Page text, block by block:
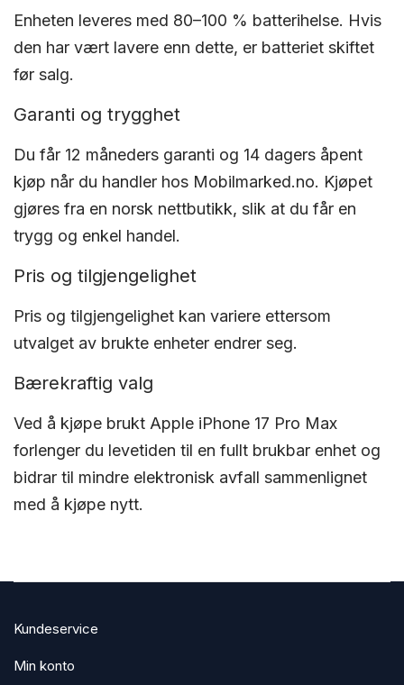
Enheten leveres med 80–100 % batterihelse. Hvis
den har vært lavere enn dette, er batteriet skiftet
før salg.
Garanti og trygghet
Du får 12 måneders garanti og 14 dagers åpent
kjøp når du handler hos Mobilmarked.no. Kjøpet
gjøres fra en norsk nettbutikk, slik at du får en
trygg og enkel handel.
Pris og tilgjengelighet
Pris og tilgjengelighet kan variere ettersom
utvalget av brukte enheter endrer seg.
Bærekraftig valg
Ved å kjøpe brukt Apple iPhone 17 Pro Max
forlenger du levetiden til en fullt brukbar enhet og
bidrar til mindre elektronisk avfall sammenlignet
med å kjøpe nytt.
Kundeservice
Min konto